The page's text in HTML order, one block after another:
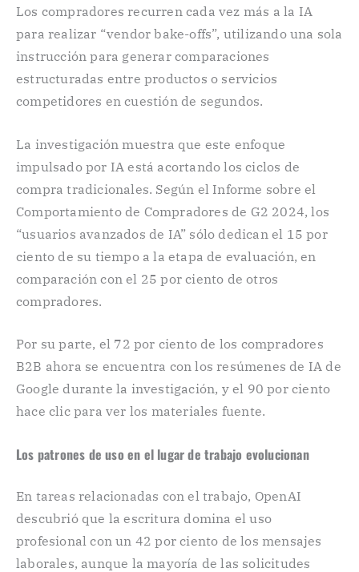
Los compradores recurren cada vez más a la IA
para realizar “vendor bake-offs”, utilizando una sola
instrucción para generar comparaciones
estructuradas entre productos o servicios
competidores en cuestión de segundos.
La investigación muestra que este enfoque
impulsado por IA está acortando los ciclos de
compra tradicionales. Según el Informe sobre el
Comportamiento de Compradores de G2 2024, los
“usuarios avanzados de IA” sólo dedican el 15 por
ciento de su tiempo a la etapa de evaluación, en
comparación con el 25 por ciento de otros
compradores.
Por su parte, el 72 por ciento de los compradores
B2B ahora se encuentra con los resúmenes de IA de
Google durante la investigación, y el 90 por ciento
hace clic para ver los materiales fuente.
Los patrones de uso en el lugar de trabajo evolucionan
En tareas relacionadas con el trabajo, OpenAI
descubrió que la escritura domina el uso
profesional con un 42 por ciento de los mensajes
laborales, aunque la mayoría de las solicitudes